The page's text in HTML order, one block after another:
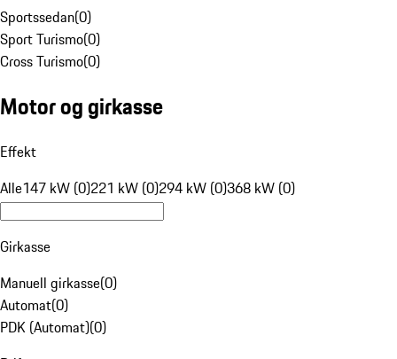
Sportssedan(0)
Sport Turismo(0)
Cross Turismo(0)
Motor og girkasse
Effekt
Alle147 kW (0)221 kW (0)294 kW (0)368 kW (0)
Girkasse
Manuell girkasse(0)
Automat(0)
PDK (Automat)(0)